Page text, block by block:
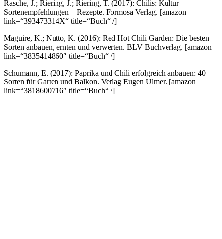
Rasche, J.; Riering, J.; Riering, T. (2017): Chilis: Kultur –
Sortenempfehlungen – Rezepte. Formosa Verlag. [amazon
link=“393473314X“ title=“Buch“ /]
Maguire, K.; Nutto, K. (2016): Red Hot Chili Garden: Die besten
Sorten anbauen, ernten und verwerten. BLV Buchverlag. [amazon
link=“3835414860″ title=“Buch“ /]
Schumann, E. (2017): Paprika und Chili erfolgreich anbauen: 40
Sorten für Garten und Balkon. Verlag Eugen Ulmer. [amazon
link=“3818600716″ title=“Buch“ /]